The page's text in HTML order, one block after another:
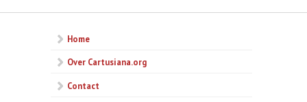
Home
Over Cartusiana.org
Contact